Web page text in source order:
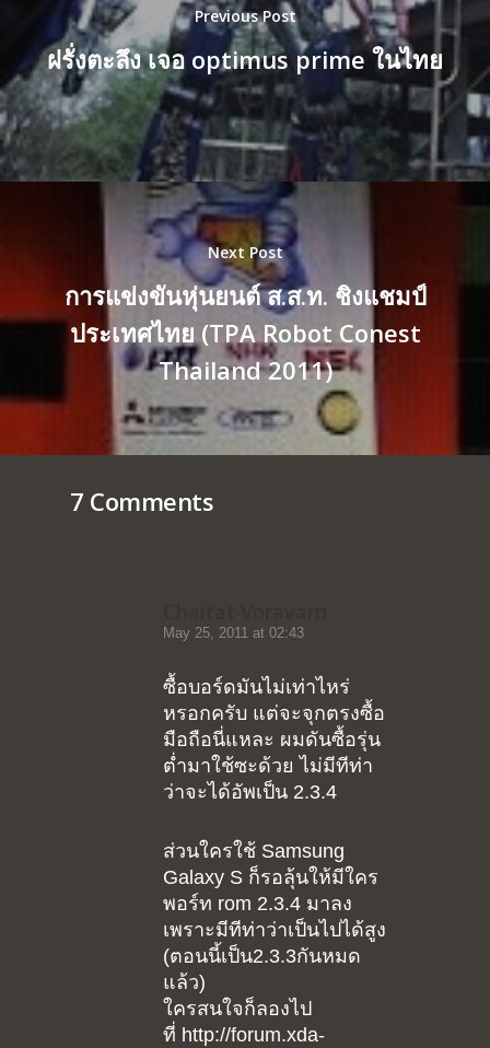
Previous Post
ฝรั่งตะลึง เจอ optimus prime ในไทย
Next Post
การแข่งขันหุ่นยนต์ ส.ส.ท. ชิงแชมป์
ประเทศไทย (TPA Robot Conest
Thailand 2011)
7 Comments
May 25, 2011 at 02:43
ซื้อบอร์ดมันไม่เท่าไหร่
หรอกครับ แต่จะจุกตรงซื้อ
มือถือนี่แหละ ผมดันซื้อรุ่น
ต่ำมาใช้ซะด้วย ไม่มีทีท่า
ว่าจะได้อัพเป็น 2.3.4
ส่วนใครใช้ Samsung
Galaxy S ก็รอลุ้นให้มีใคร
พอร์ท rom 2.3.4 มาลง
เพราะมีทีท่าว่าเป็นไปได้สูง
(ตอนนี้เป็น2.3.3กันหมด
แล้ว)
ใครสนใจก็ลองไป
ที่ http://forum.xda-